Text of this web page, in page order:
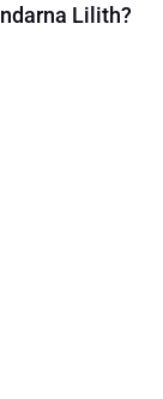
Lilith?